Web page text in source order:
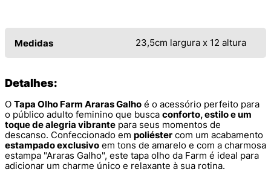
Medidas 23,5cm largura x 12 altura
Detalhes:
O Tapa Olho Farm Araras Galho é o acessório perfeito para
o público adulto feminino que busca conforto, estilo e um
toque de alegria vibrante para seus momentos de
descanso. Confeccionado em poliéster com um acabamento
estampado exclusivo em tons de amarelo e com a charmosa
estampa "Araras Galho", este tapa olho da Farm é ideal para
adicionar um charme único e relaxante à sua rotina.